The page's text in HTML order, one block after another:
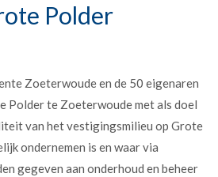
Polder
Zoeterwoude en de 50 eigenaren
te Zoeterwoude met als doel
van het vestigingsmilieu op Grote
ondernemen is en waar via
gegeven aan onderhoud en beheer